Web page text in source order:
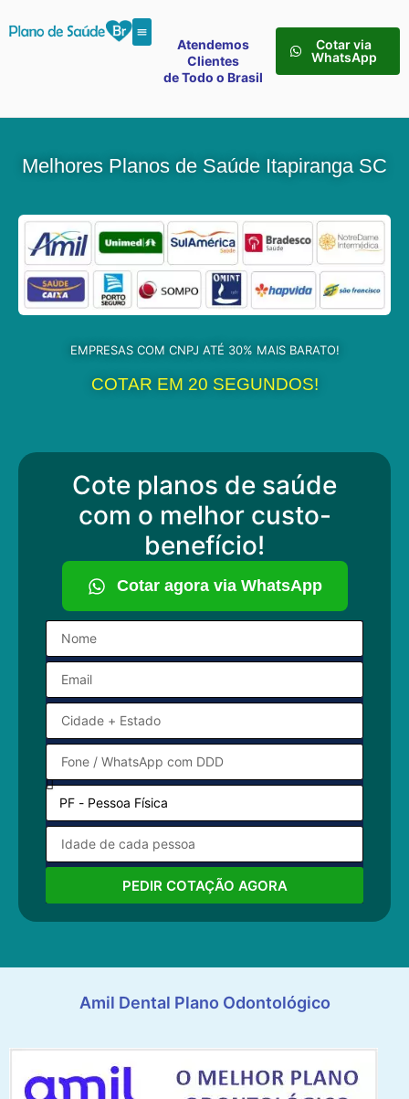
Atendemos
Clientes
de Todo o Brasil
Cotar via
WhatsApp
Melhores Planos de Saúde Itapiranga SC
EMPRESAS COM CNPJ ATÉ 30% MAIS BARATO!
COTAR EM 20 SEGUNDOS!
Cote planos de saúde
com o melhor custo-
benefício!
Cotar agora via WhatsApp
PEDIR COTAÇÃO AGORA
Amil Dental Plano Odontológico